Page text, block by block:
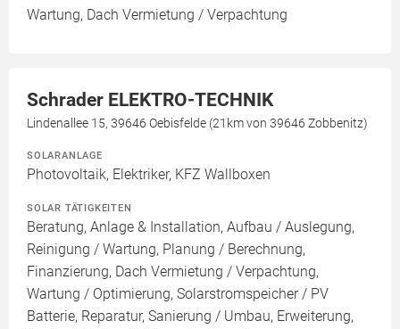
Wartung, Dach Vermietung / Verpachtung
Schrader ELEKTRO-TECHNIK
Lindenallee 15, 39646 Oebisfelde (21km von 39646 Zobbenitz)
SOLARANLAGE
Photovoltaik, Elektriker, KFZ Wallboxen
SOLAR TÄTIGKEITEN
Beratung, Anlage & Installation, Aufbau / Auslegung,
Reinigung / Wartung, Planung / Berechnung,
Finanzierung, Dach Vermietung / Verpachtung,
Wartung / Optimierung, Solarstromspeicher / PV
Batterie, Reparatur, Sanierung / Umbau, Erweiterung,